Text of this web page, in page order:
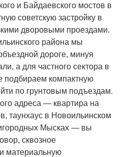
и Байдаевского мостов в
советскую застройку в
дворовыми проездами.
района мы
дороге, минуя
а для частного сектора в
подбираем компактную
по грунтовым подъездам.
адреса — квартира на
таунхаус в Новоильинском
Мысках — вы
сквозное
материальную